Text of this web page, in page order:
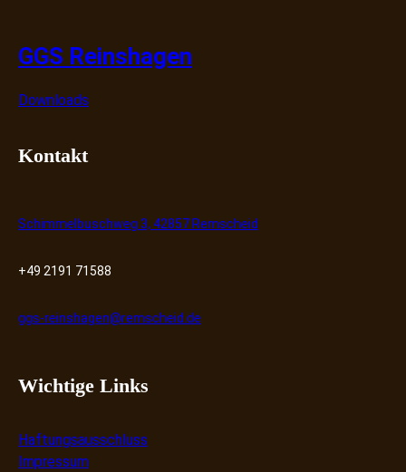
GGS Reinshagen
Downloads
Kontakt
Schimmelbuschweg 3, 42857 Remscheid
+49 2191 71588
ggs-reinshagen@remscheid.de
Wichtige Links
Haftungsausschluss
Impressum